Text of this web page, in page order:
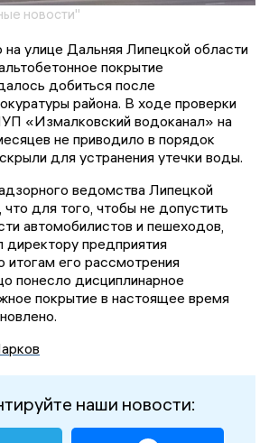
новости"
улице Дальняя Липецкой области
покрытие
добиться после
района. В ходе проверки
«Измалковский водоканал» на
не приводило в порядок
для устранения утечки воды.
ведомства Липецкой
для того, чтобы не допустить
автомобилистов и пешеходов,
директору предприятия
итогам его рассмотрения
понесло дисциплинарное
покрытие в настоящее время
наши новости: